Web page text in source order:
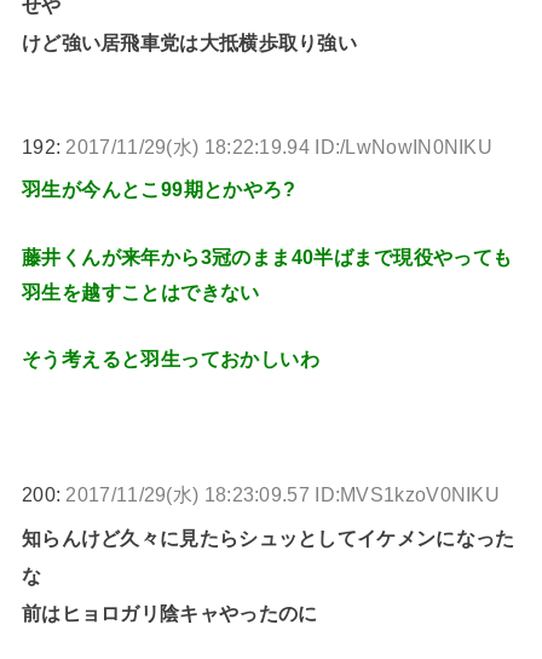
せや
けど強い居飛車党は大抵横歩取り強い
192: 2017/11/29(水) 18:22:19.94 ID:/LwNowIN0NIKU
羽生が今んとこ99期とかやろ?
藤井くんが来年から3冠のまま40半ばまで現役やっても
羽生を越すことはできない
そう考えると羽生っておかしいわ
200: 2017/11/29(水) 18:23:09.57 ID:MVS1kzoV0NIKU
知らんけど久々に見たらシュッとしてイケメンになった
な
前はヒョロガリ陰キャやったのに